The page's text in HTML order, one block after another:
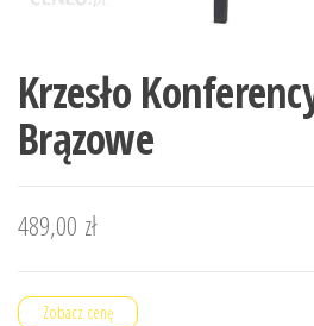
Krzesło
Brązowe
489,00 zł
Zobacz cenę